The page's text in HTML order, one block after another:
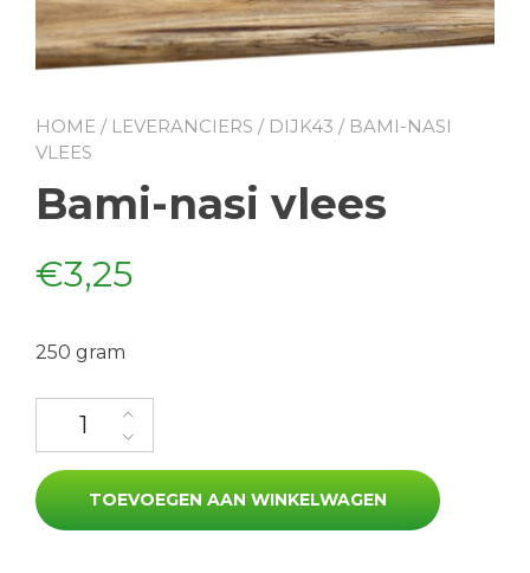
HOME / LEVERANCIERS / DIJK43 / BAMI-NASI
VLEES
Bami-nasi vlees
€3,25
250 gram
Bami-nasi vlees aantal
TOEVOEGEN AAN WINKELWAGEN